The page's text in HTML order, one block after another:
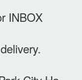
INBOX